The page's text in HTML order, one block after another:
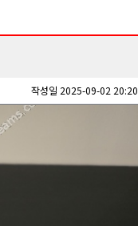
작성일 2025-09-02 20:20